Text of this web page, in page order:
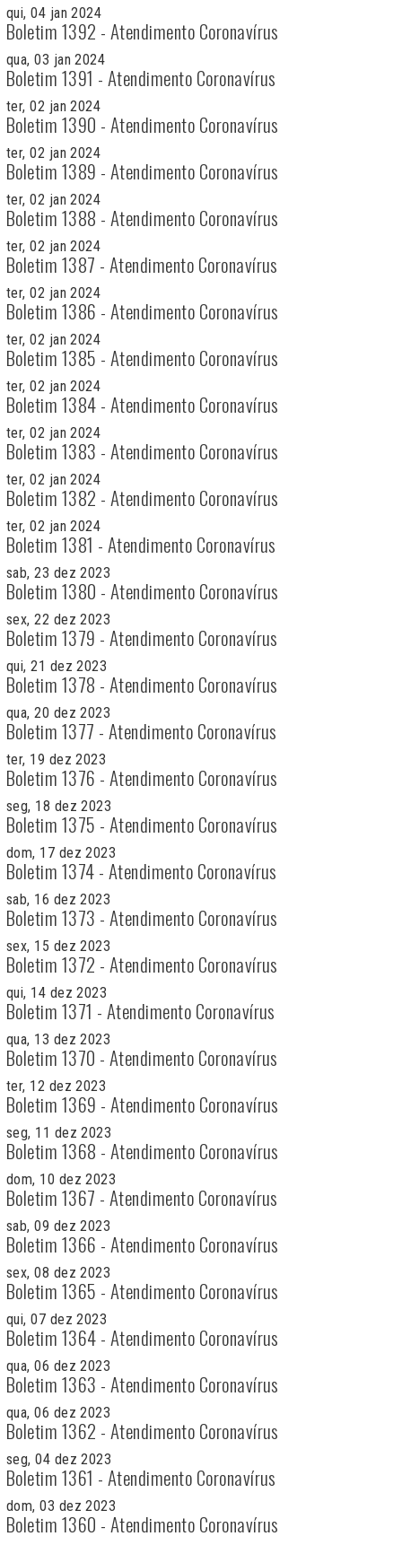
qui, 04 jan 2024
Boletim 1392 - Atendimento Coronavírus
qua, 03 jan 2024
Boletim 1391 - Atendimento Coronavírus
ter, 02 jan 2024
Boletim 1390 - Atendimento Coronavírus
ter, 02 jan 2024
Boletim 1389 - Atendimento Coronavírus
ter, 02 jan 2024
Boletim 1388 - Atendimento Coronavírus
ter, 02 jan 2024
Boletim 1387 - Atendimento Coronavírus
ter, 02 jan 2024
Boletim 1386 - Atendimento Coronavírus
ter, 02 jan 2024
Boletim 1385 - Atendimento Coronavírus
ter, 02 jan 2024
Boletim 1384 - Atendimento Coronavírus
ter, 02 jan 2024
Boletim 1383 - Atendimento Coronavírus
ter, 02 jan 2024
Boletim 1382 - Atendimento Coronavírus
ter, 02 jan 2024
Boletim 1381 - Atendimento Coronavírus
sab, 23 dez 2023
Boletim 1380 - Atendimento Coronavírus
sex, 22 dez 2023
Boletim 1379 - Atendimento Coronavírus
qui, 21 dez 2023
Boletim 1378 - Atendimento Coronavírus
qua, 20 dez 2023
Boletim 1377 - Atendimento Coronavírus
ter, 19 dez 2023
Boletim 1376 - Atendimento Coronavírus
seg, 18 dez 2023
Boletim 1375 - Atendimento Coronavírus
dom, 17 dez 2023
Boletim 1374 - Atendimento Coronavírus
sab, 16 dez 2023
Boletim 1373 - Atendimento Coronavírus
sex, 15 dez 2023
Boletim 1372 - Atendimento Coronavírus
qui, 14 dez 2023
Boletim 1371 - Atendimento Coronavírus
qua, 13 dez 2023
Boletim 1370 - Atendimento Coronavírus
ter, 12 dez 2023
Boletim 1369 - Atendimento Coronavírus
seg, 11 dez 2023
Boletim 1368 - Atendimento Coronavírus
dom, 10 dez 2023
Boletim 1367 - Atendimento Coronavírus
sab, 09 dez 2023
Boletim 1366 - Atendimento Coronavírus
sex, 08 dez 2023
Boletim 1365 - Atendimento Coronavírus
qui, 07 dez 2023
Boletim 1364 - Atendimento Coronavírus
qua, 06 dez 2023
Boletim 1363 - Atendimento Coronavírus
qua, 06 dez 2023
Boletim 1362 - Atendimento Coronavírus
seg, 04 dez 2023
Boletim 1361 - Atendimento Coronavírus
dom, 03 dez 2023
Boletim 1360 - Atendimento Coronavírus